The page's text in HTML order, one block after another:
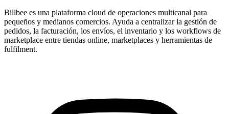
Billbee es una plataforma cloud de operaciones multicanal para
pequeños y medianos comercios. Ayuda a centralizar la gestión de
pedidos, la facturación, los envíos, el inventario y los workflows de
marketplace entre tiendas online, marketplaces y herramientas de
fulfilment.